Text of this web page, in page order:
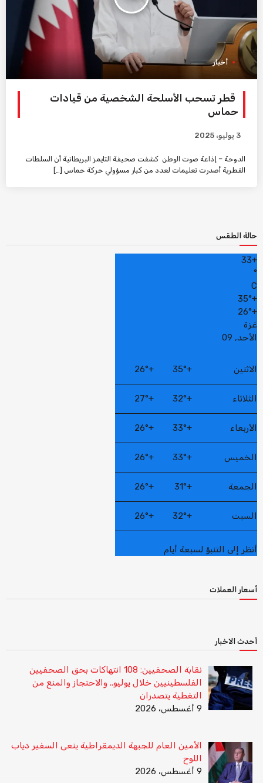
أخبار
قطر تسحب الأسلحة الشخصية من قيادات
حماس
3 يوليو، 2025
الدوحة – إذاعة صوت الوطن كشفت صحيفة التايمز البريطانية أن السلطات
القطرية أصدرت تعليمات لعدد من كبار مسؤولي حركة حماس […]
حالة الطقس
+
33
°
C
+
35°
+
26°
غزة
الأحد, 09
الاثنين +
35°
+
26°
الثلاثاء +
32°
+
27°
الأربعاء +
33°
+
26°
الخميس +
33°
+
26°
الجمعة +
31°
+
26°
السبت +
32°
+
26°
أنظر إلى التنبؤ لسبعة أيام
أسعار العملات
أحدث الاخبار
نقابة الصحفيين: 108 انتهاكات بحق الصحفيين
الفلسطينيين خلال يوليو.. والاحتجاز والمنع من
التغطية يتصدران
9 أغسطس، 2026
الأمين العام للجبهة الديمقراطية ينعى السفير دياب
اللوح
9 أغسطس، 2026